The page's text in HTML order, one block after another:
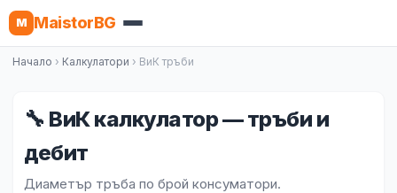
M MaistorBG
Начало › Калкулатори › ВиК тръби
🔧 ВиК калкулатор — тръби и
дебит
Диаметър тръба по брой консуматори.